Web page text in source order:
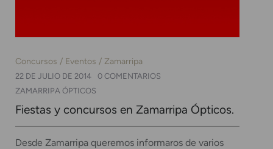
Concursos Eventos Zamarripa
22 DE JULIO DE 2014
0 COMENTARIOS
ZAMARRIPA ÓPTICOS
Fiestas y concursos en Zamarripa Ópticos.
Desde Zamarripa queremos informaros de varios